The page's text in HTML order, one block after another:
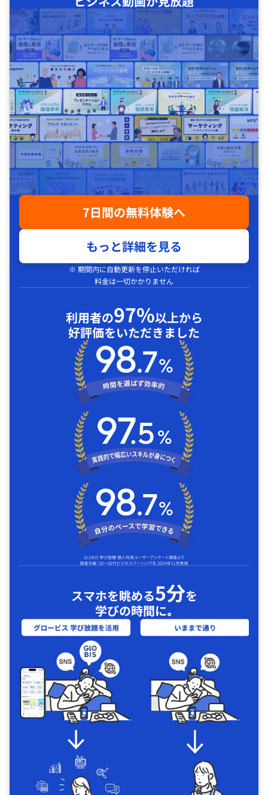
7日間の無料体験へ
もっと詳細を見る
※ 期間内に自動更新を停止いただければ
料金は一切かかりません
利用者の97%以上から
好評価をいただきました
スマホを眺める5分を
学びの時間に｡